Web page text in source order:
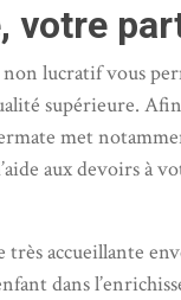
votre
lucratif vous
supérieure.
met
aux devoirs
accueillante
dans